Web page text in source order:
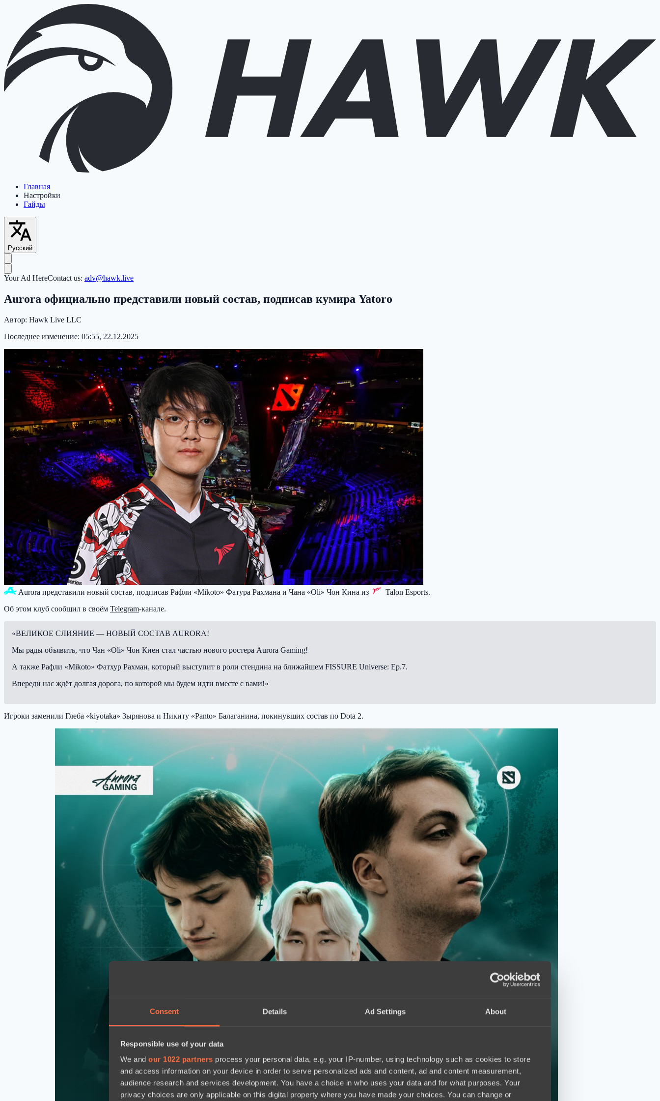
Consent Details Ad Settings About
Responsible use of your data
We and our 1022 partners process your personal data, e.g. your IP-number, using technology such as cookies to store
and access information on your device in order to serve personalized ads and content, ad and content measurement,
audience research and services development. You have a choice in who uses your data and for what purposes. Your
privacy choices are only applicable on this digital property where you have made your choices. You can change or
Главная
Настройки
Гайды
Русский
Your Ad HereContact us: adv@hawk.live
Aurora официально представили новый состав, подписав кумира Yatoro
Автор: Hawk Live LLC
Последнее изменение: 05:55, 22.12.2025
Aurora представили новый состав, подписав Рафли «Mikoto» Фатура Рахмана и Чана «Oli» Чон Кина из Talon Esports.
Об этом клуб сообщил в своём Telegram-канале.
«ВЕЛИКОЕ СЛИЯНИЕ — НОВЫЙ СОСТАВ AURORA!
Мы рады объявить, что Чан «Oli» Чон Киен стал частью нового ростера Aurora Gaming!
А также Рафли «Mikoto» Фатхур Рахман, который выступит в роли стендина на ближайшем FISSURE Universe: Ep.7.
Впереди нас ждёт долгая дорога, по которой мы будем идти вместе с вами!»
Игроки заменили Глеба «kiyotaka» Зырянова и Никиту «Panto» Балаганина, покинувших состав по Dota 2.